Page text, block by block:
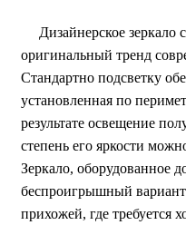
Дизайнерское зеркало
оригинальный тренд
Стандартно подсветку
установленная по
результате освещение
степень его яркости
Зеркало, оборудованное
беспроигрышный
прихожей, где требуется